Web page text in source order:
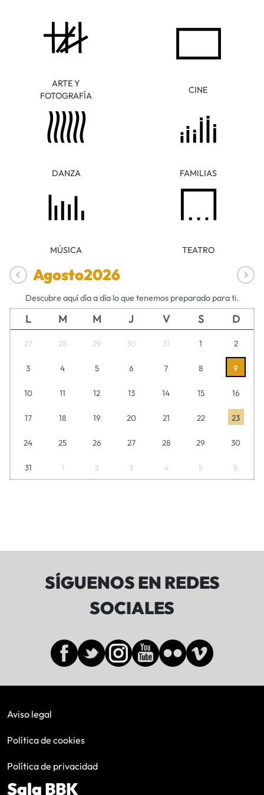
ARTE Y
FOTOGRAFÍA
CINE
DANZA FAMILIAS
MÚSICA TEATRO
Agosto2026
Descubre aquí día a día lo que tenemos preparado para ti.
L M M J V S D
27 28 29 30 31 1 2
3 4 5 6 7 8 9
10 11 12 13 14 15 16
17 18 19 20 21 22 23
24 25 26 27 28 29 30
31 1 2 3 4 5 6
SÍGUENOS EN REDES
SOCIALES
Aviso legal
Política de cookies
Política de privacidad
Sala BBK